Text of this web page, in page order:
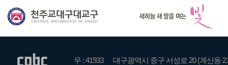
우 : 41933
대구광역시 중구 서성로 20 (계산동 2